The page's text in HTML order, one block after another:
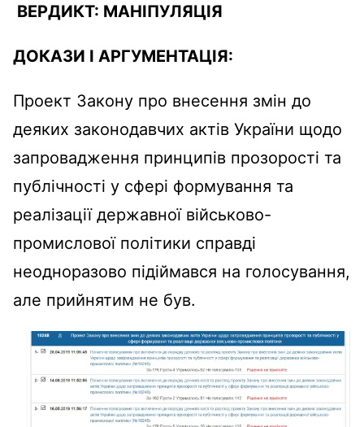
ВЕРДИКТ: МАНІПУЛЯЦІЯ
ДОКАЗИ І АРГУМЕНТАЦІЯ:
Проект Закону про внесення змін до
деяких законодавчих актів України щодо
запровадження принципів прозорості та
публічності у сфері формування та
реалізації державної військово-
промислової політики справді
неодноразово підіймався на голосування,
але прийнятим не був.